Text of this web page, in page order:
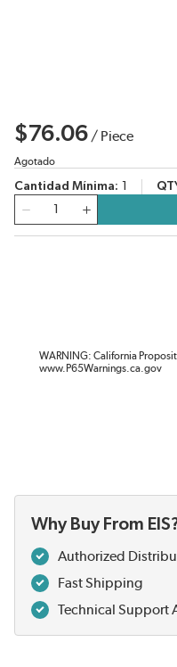
$76.06 / Piece
Agotado
Cantidad Mínima
Cantidad
WARNING: California
www.P65Warnings.ca.gov
Why Buy From
Authorized
Fast Shipping
Technical Support